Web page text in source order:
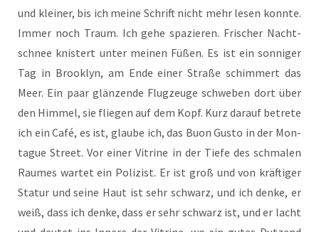
und klei­ner, bis ich mei­ne Schrift nicht mehr lesen konn­te.
Immer noch Traum. Ich gehe spa­zie­ren. Fri­scher Nacht­
schnee knis­tert unter mei­nen Füßen. Es ist ein son­ni­ger
Tag in Brook­lyn, am Ende einer Stra­ße schim­mert das
Meer. Ein paar glän­zen­de Flug­zeu­ge schwe­ben dort über
den Him­mel, sie flie­gen auf dem Kopf. Kurz dar­auf betre­te
ich ein Café, es ist, glau­be ich, das Buon Gus­to in der Mon­
ta­gue Street. Vor einer Vitri­ne in der Tie­fe des schma­len
Rau­mes war­tet ein Poli­zist. Er ist groß und von kräf­ti­ger
Sta­tur und sei­ne Haut ist sehr schwarz, und ich den­ke, er
weiß, dass ich den­ke, dass er sehr schwarz ist, und er lacht